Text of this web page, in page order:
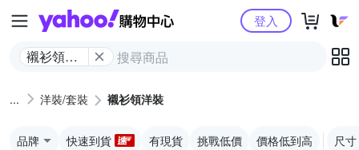
Yahoo購物中心
襯衫領洋
登入
洋裝/套裝 襯衫領洋裝
品牌 快速到貨 有現貨 挑戰低價 價格低到高 尺寸